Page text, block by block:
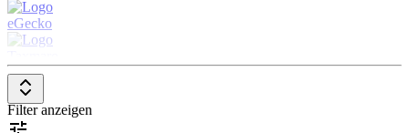
eGecko
Filter anzeigen